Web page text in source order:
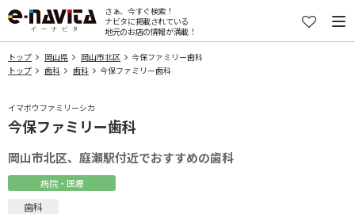
さぁ、今すぐ検索！
ナビタに掲載されている
地元のお店の情報が満載！
トップ 岡山県 岡山市北区
今保ファミリー歯科
トップ
歯科 歯科 今保ファミリー歯科
イマボウファミリーシカ
今保ファミリー歯科
岡山市北区、庭瀬駅付近でおすすめの歯科
病院・医療
歯科